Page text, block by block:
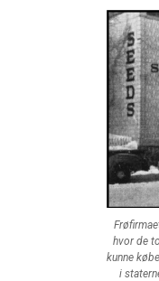
hvor de
kunne
i